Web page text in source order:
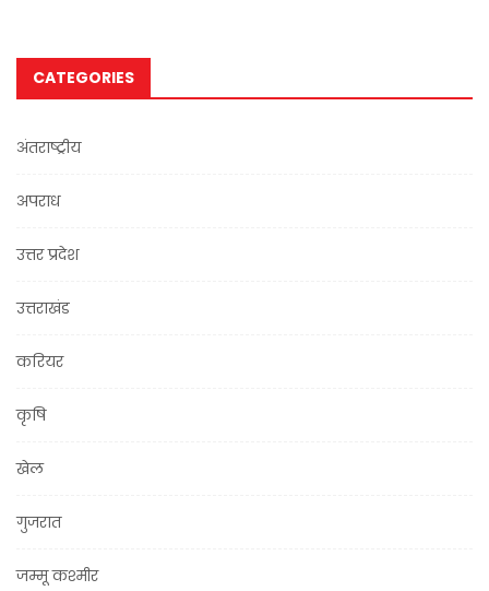
CATEGORIES
अंतराष्ट्रीय
अपराध
उत्तर प्रदेश
उत्तराखंड
करियर
कृषि
खेल
गुजरात
जम्मू कश्मीर